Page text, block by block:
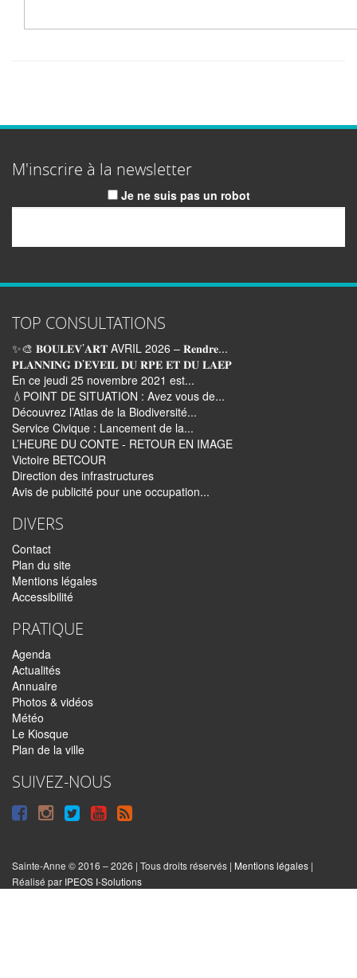
M'inscrire à la newsletter
Je ne suis pas un robot
TOP CONSULTATIONS
✨🎨 𝐁𝐎𝐔𝐋𝐄𝐕’𝐀𝐑𝐓 AVRIL 2026 – 𝐑𝐞𝐧𝐝𝐫𝐞...
𝐏𝐋𝐀𝐍𝐍𝐈𝐍𝐆 𝐃’𝐄𝐕𝐄𝐈𝐋 𝐃𝐔 𝐑𝐏𝐄 𝐄𝐓 𝐃𝐔 𝐋𝐀𝐄𝐏
En ce jeudi 25 novembre 2021 est...
💧POINT DE SITUATION : Avez vous de...
Découvrez l’Atlas de la Biodiversité...
Service Civique : Lancement de la...
L’HEURE DU CONTE - RETOUR EN IMAGE
Victoire BETCOUR
Direction des infrastructures
Avis de publicité pour une occupation...
DIVERS
Contact
Plan du site
Mentions légales
Accessibilité
PRATIQUE
Agenda
Actualités
Annuaire
Photos & vidéos
Météo
Le Kiosque
Plan de la ville
SUIVEZ-NOUS
Suivre
Facebook
Suivre
Instagram
Suivre
Twitter
Syndiquer
le
site
Sainte-Anne © 2016 – 2026 | Tous droits réservés | Mentions légales |
Réalisé par IPEOS I-Solutions
Réinitialiser